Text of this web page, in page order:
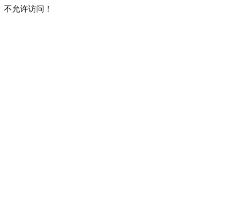
不允许访问！